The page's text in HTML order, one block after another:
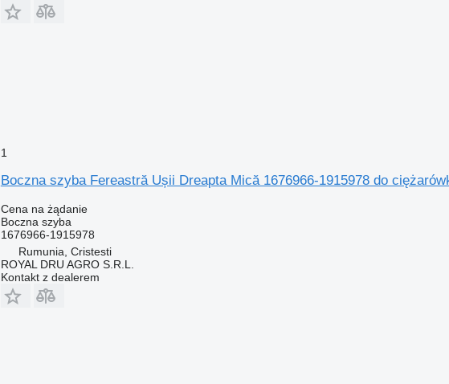
1
Boczna szyba Fereastră Ușii Dreapta Mică 1676966-1915978 do
Cena na żądanie
Boczna szyba
1676966-1915978
Rumunia, Cristesti
ROYAL DRU AGRO S.R.L.
Kontakt z dealerem